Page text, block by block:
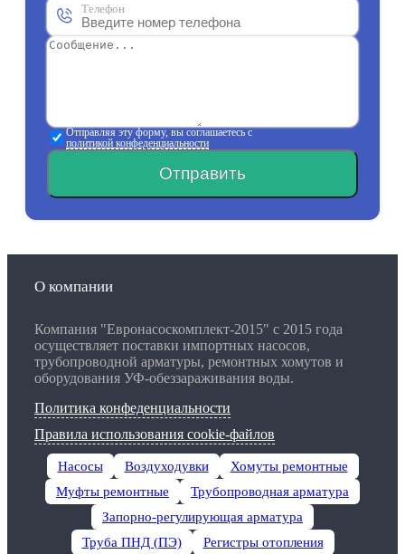
Телефон
Отправляя эту форму, вы соглашаетесь с
политикой конфеденциальности
Отправить
О компании
Компания "Евронасоскомплект-2015" с 2015 года
осуществляет поставки импортных насосов,
трубопроводной арматуры, ремонтных хомутов и
оборудования УФ-обеззараживания воды.
Политика конфеденциальности
Правила использования cookie-файлов
Насосы Воздуходувки
Хомуты ремонтные
Муфты ремонтные
Трубопроводная арматура
Запорно-регулирующая арматура
Труба ПНД (ПЭ)
Регистры отопления